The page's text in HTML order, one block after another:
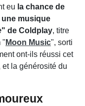
eu la chance de
musique
" de Coldplay, titre
" Moon Music", sorti
ont-ils réussi cet
la générosité du